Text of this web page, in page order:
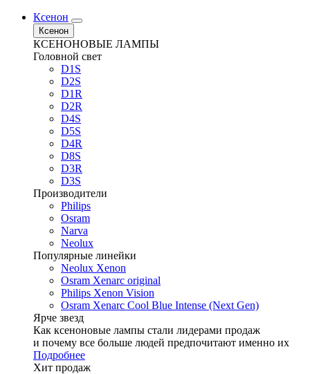
Ксенон
Ксенон
КСЕНОНОВЫЕ ЛАМПЫ
Головной свет
D1S
D2S
D1R
D2R
D4S
D5S
D4R
D8S
D3R
D3S
Производители
Philips
Osram
Narva
Neolux
Популярные линейки
Neolux Xenon
Osram Xenarc original
Philips Xenon Vision
Osram Xenarc Cool Blue Intense (Next Gen)
Ярче звезд
Как ксеноновые лампы стали лидерами продаж
и почему все больше людей предпочитают именно их
Подробнее
Хит продаж